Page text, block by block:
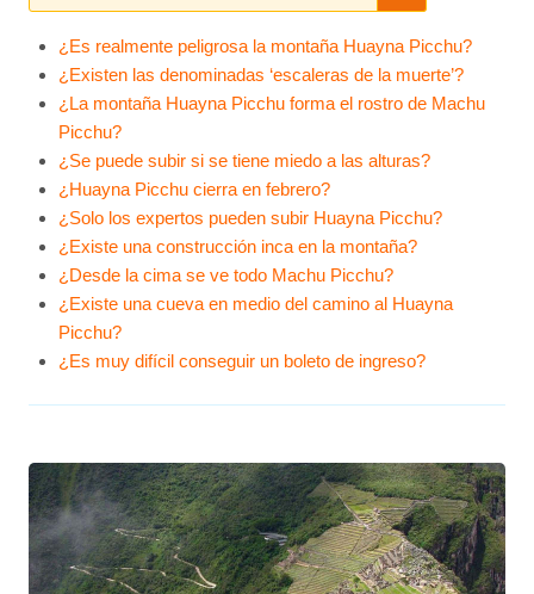
¿Es realmente peligrosa la montaña Huayna Picchu?
¿Existen las denominadas ‘escaleras de la muerte’?
¿La montaña Huayna Picchu forma el rostro de Machu
Picchu?
¿Se puede subir si se tiene miedo a las alturas?
¿Huayna Picchu cierra en febrero?
¿Solo los expertos pueden subir Huayna Picchu?
¿Existe una construcción inca en la montaña?
¿Desde la cima se ve todo Machu Picchu?
¿Existe una cueva en medio del camino al Huayna
Picchu?
¿Es muy difícil conseguir un boleto de ingreso?